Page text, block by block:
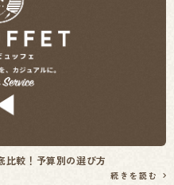
比較！予算別の選び方
続きを読む